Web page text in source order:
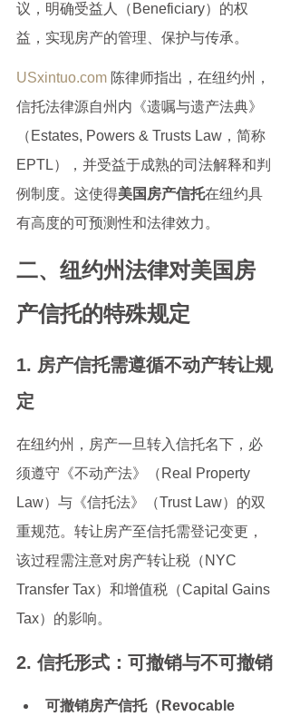
议，明确受益人（Beneficiary）的权
益，实现房产的管理、保护与传承。
USxintuo.com 陈律师指出，在纽约州，
信托法律源自州内《遗嘱与遗产法典》
（Estates, Powers & Trusts Law，简称
EPTL），并受益于成熟的司法解释和判
例制度。这使得美国房产信托在纽约具
有高度的可预测性和法律效力。
二、纽约州法律对美国房
产信托的特殊规定
1. 房产信托需遵循不动产转让规
定
在纽约州，房产一旦转入信托名下，必
须遵守《不动产法》（Real Property
Law）与《信托法》（Trust Law）的双
重规范。转让房产至信托需登记变更，
该过程需注意对房产转让税（NYC
Transfer Tax）和增值税（Capital Gains
Tax）的影响。
2. 信托形式：可撤销与不可撤销
可撤销房产信托（Revocable